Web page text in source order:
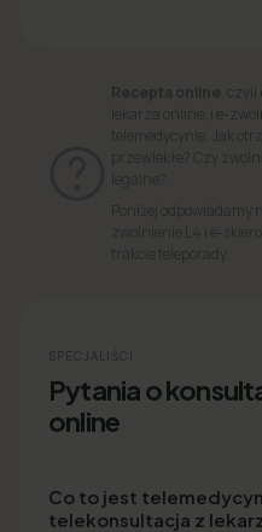
Recepta online , czyli
lekarza online, i e-
telemedycynie. Jak
przewlekłe? Czy
legalne?
Poniżej odpowiadamy
zwolnienie L4 i e-
trakcie teleporady.
SPECJALIŚCI
Pytania o
online
Co to jest
telekonsultacja z